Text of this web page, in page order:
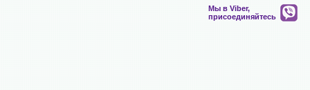
Мы в Viber,
присоединяйтесь